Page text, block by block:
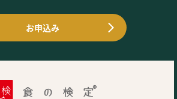
お申込み